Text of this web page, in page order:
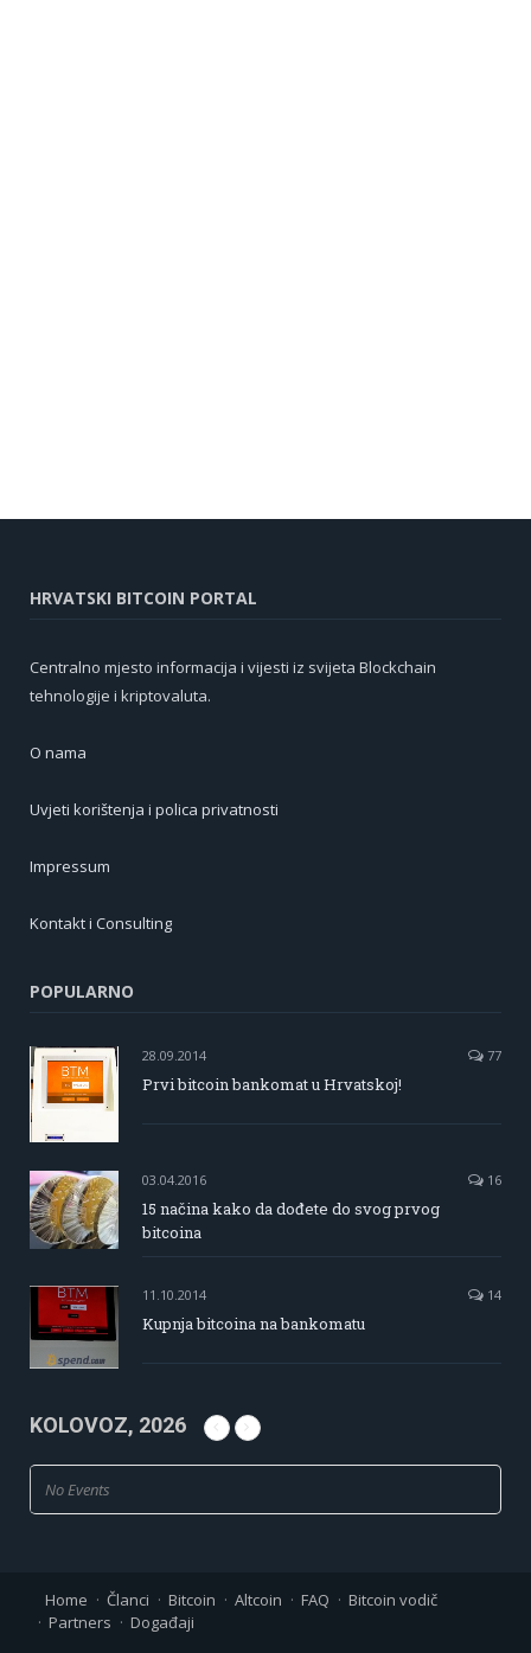
HRVATSKI BITCOIN PORTAL
Centralno mjesto informacija i vijesti iz svijeta Blockchain
tehnologije i kriptovaluta.
O nama
Uvjeti korištenja i polica privatnosti
Impressum
Kontakt i Consulting
POPULARNO
28.09.2014 77
Prvi bitcoin bankomat u Hrvatskoj!
03.04.2016 16
15 načina kako da dođete do svog prvog
bitcoina
11.10.2014 14
Kupnja bitcoina na bankomatu
KOLOVOZ, 2026
No Events
Home Članci Bitcoin Altcoin FAQ
Bitcoin vodič
Partners
Događaji